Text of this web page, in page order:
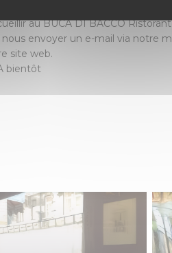
au BUCA DI BACCO
envoyer un e-mail via notre
site web.
bientôt